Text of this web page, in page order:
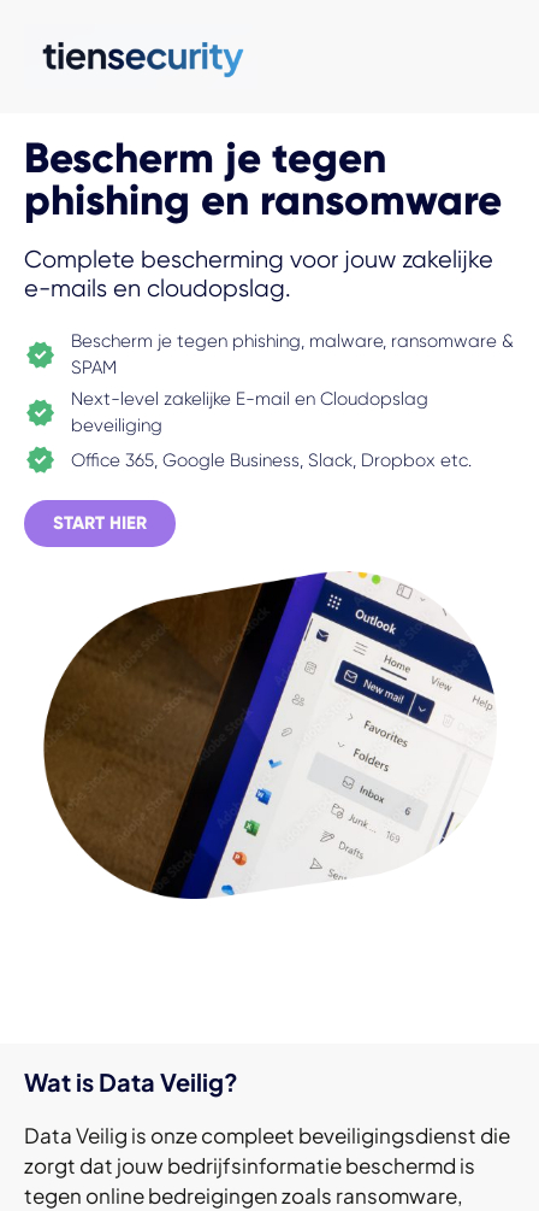
Bescherm je tegen
phishing en ransomware
Complete bescherming voor jouw zakelijke
e-mails en cloudopslag.
Bescherm je tegen phishing, malware, ransomware &
SPAM
Next-level zakelijke E-mail en Cloudopslag
beveiliging
Office 365, Google Business, Slack, Dropbox etc.
START HIER
Wat is Data Veilig?
Data Veilig is onze compleet beveiligingsdienst die
zorgt dat jouw bedrijfsinformatie beschermd is
tegen online bedreigingen zoals ransomware,